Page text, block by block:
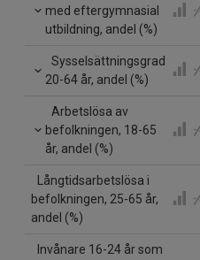
med eftergymnasial
utbildning, andel (%)
Sysselsättningsgrad
20-64 år, andel (%)
Arbetslösa av
befolkningen, 18-65
år, andel (%)
Långtidsarbetslösa i
befolkningen, 25-65 år,
andel (%)
Invånare 16-24 år som